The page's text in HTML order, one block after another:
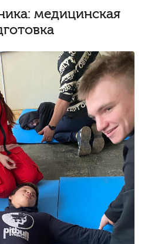
профилактике ДДТТ
комплекс
медицинская